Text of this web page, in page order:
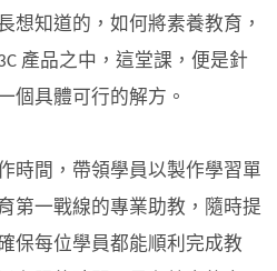
想知道的，如何將素養教育，
產品之中，這堂課，便是針
個具體可行的解方。
時間，帶領學員以製作學習單
第一戰線的專業助教，隨時提
保每位學員都能順利完成教